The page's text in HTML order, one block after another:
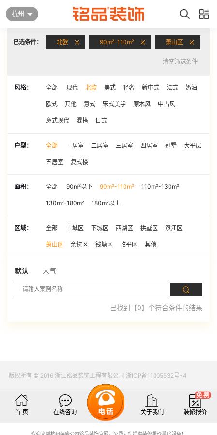
杭州
已选条件： 北欧 90m²-110m² 萧山区
清空筛选条件
风格： 全部 现代 北欧 美式 轻奢 新中式 法式 奶油
欧式 其他 意式 宋式美学 原木风 中古风
意式现代 混搭 日式
户型： 全部 一居室 二居室 三居室 四居室 别墅 大平层
五居室 复式楼
面积： 全部 90m²以下 90m²-110m² 110m²-130m²
130m²-180m² 180m²以上
区域： 全部 上城区 下城区 西湖区 拱墅区 滨江区
萧山区 余杭区 钱塘区 临平区 其他
默认 人气
已找到【0】个符合条件的结果
版权所有 © 2016 浙江铭品装饰工程有限公司 浙ICP备11005532号-4
首 页 在线咨询 关于我们 装修报价
欢迎来到杭州装修公司铭品装饰官网，免费为您提供装修报价量房服务！